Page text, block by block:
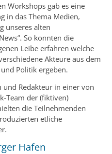
Workshops gab es eine
in das Thema Medien,
unseres alten
So konnten die
Leibe erfahren welche
Akteure aus dem
Politik ergeben.
und Redakteur in einer von
Team der (fiktiven)
die Teilnehmenden
etliche
Hafen